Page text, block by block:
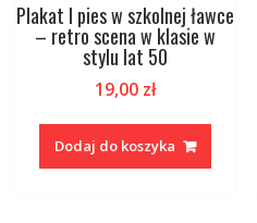
Plakat I pies w szkolnej ławce
– retro scena w klasie w
stylu lat 50
19,00 zł
Dodaj do koszyka